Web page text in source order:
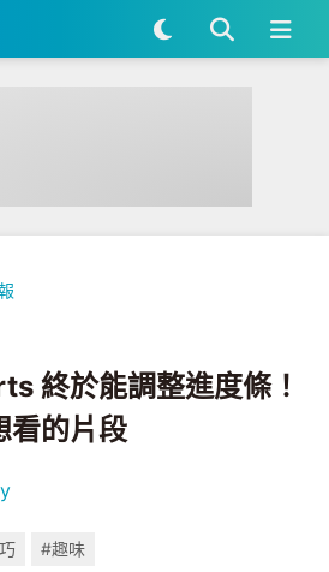
能調整進度條！快速滑到你最想看的片段
終於能調整進度條！
看的片段
#趣味